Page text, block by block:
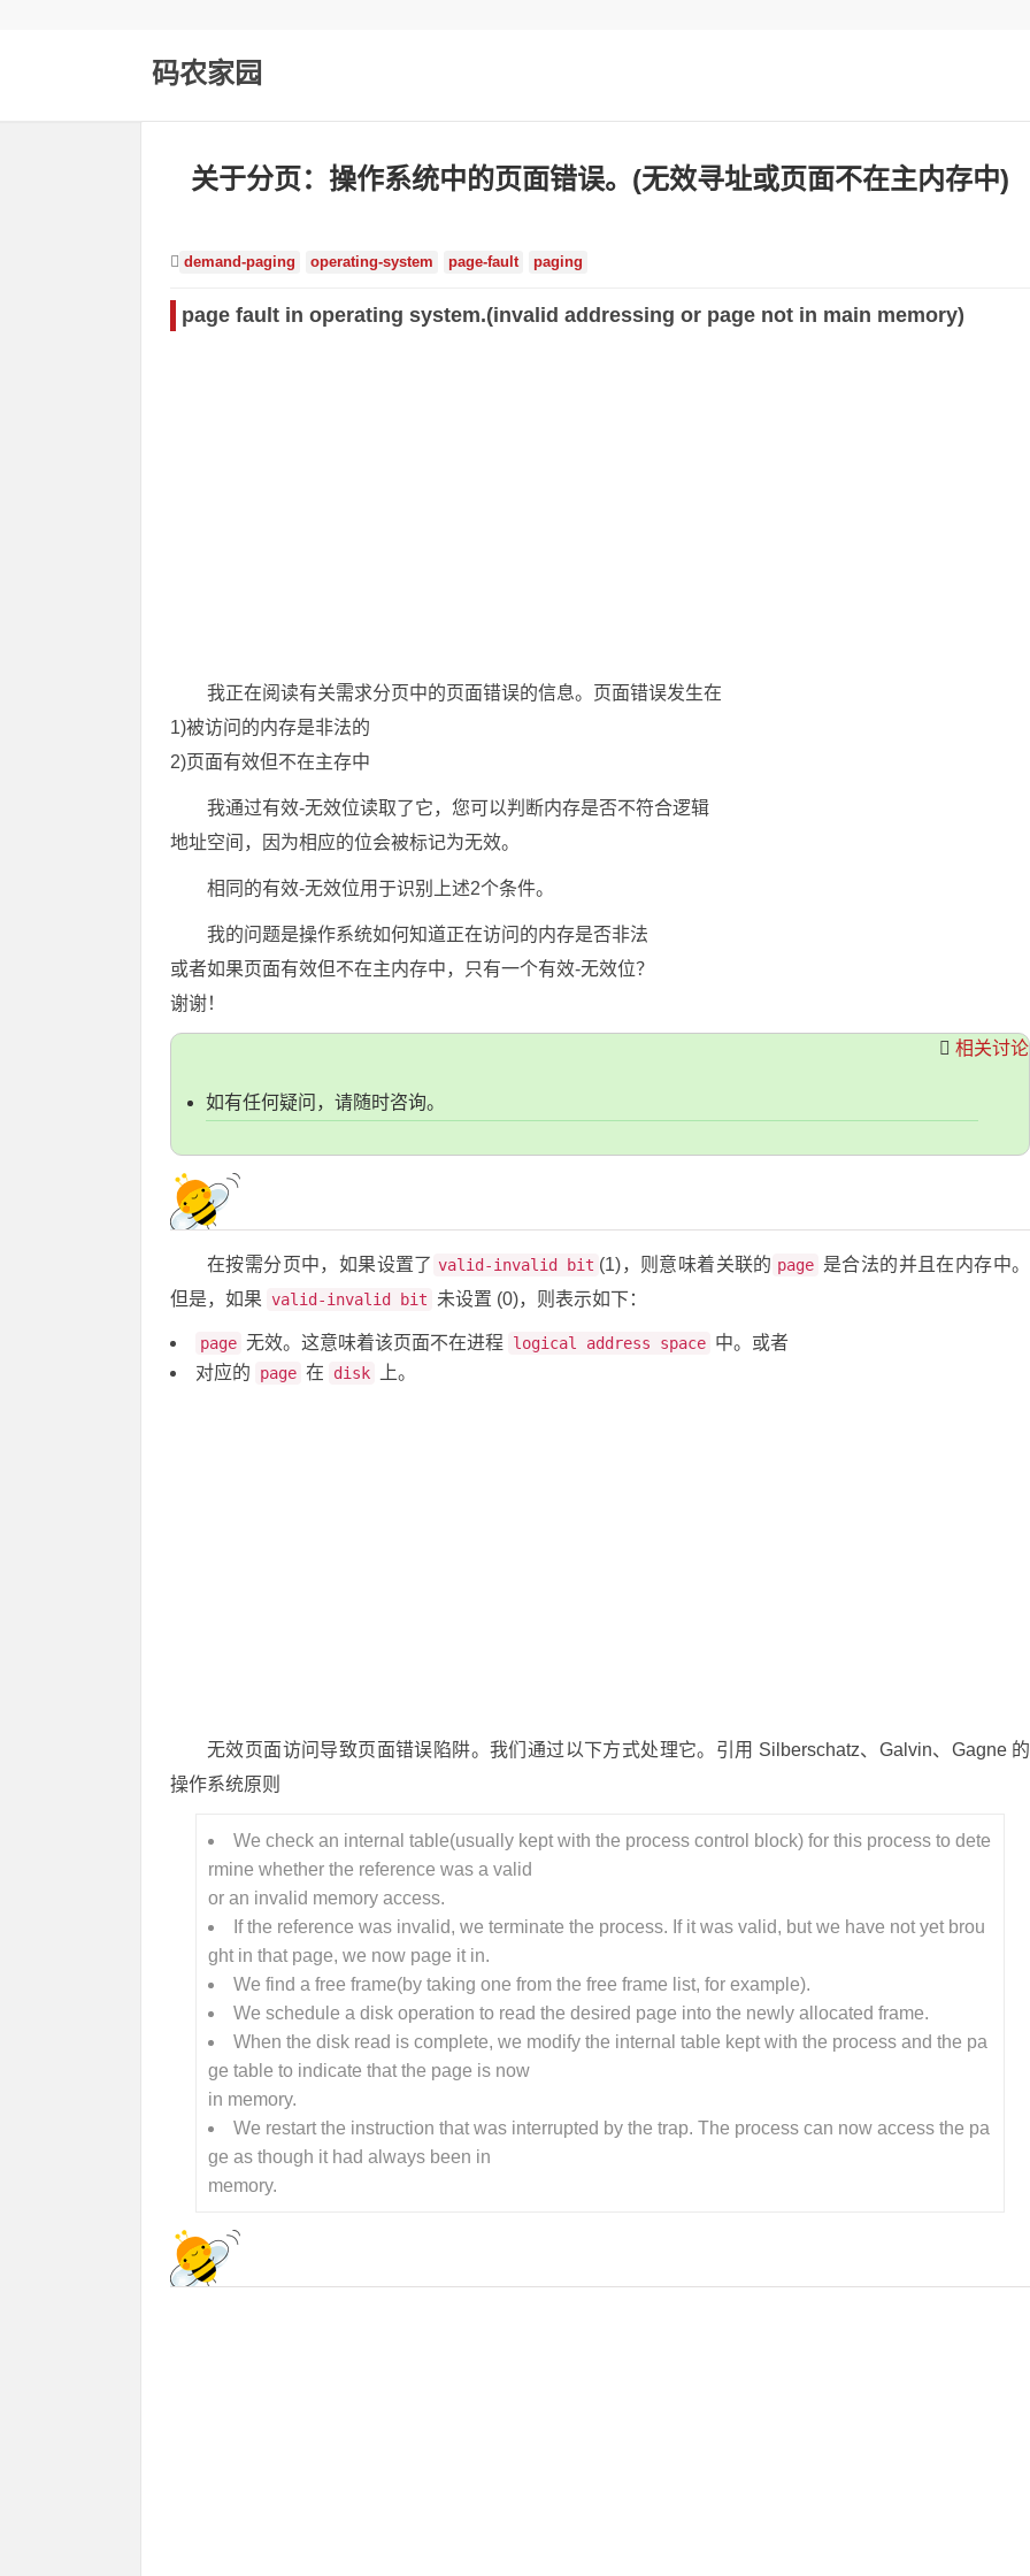
码农家园
关于分页：操作系统中的页面错误。(无效寻址或页面不在主内存中)
demand-paging operating-system page-fault paging
page fault in operating system.(invalid addressing or page not in main memory)
我正在阅读有关需求分页中的页面错误的信息。页面错误发生在
1)被访问的内存是非法的
2)页面有效但不在主存中
我通过有效-无效位读取了它，您可以判断内存是否不符合逻辑
地址空间，因为相应的位会被标记为无效。
相同的有效-无效位用于识别上述2个条件。
我的问题是操作系统如何知道正在访问的内存是否非法
或者如果页面有效但不在主内存中，只有一个有效-无效位？
谢谢！
相关讨论
如有任何疑问，请随时咨询。
在按需分页中，如果设置了 valid-invalid bit (1)，则意味着关联的 page 是合法的并且在内存中。
但是，如果 valid-invalid bit 未设置 (0)，则表示如下：
page 无效。这意味着该页面不在进程 logical address space 中。或者
对应的
page 在 disk 上。
无效页面访问导致页面错误陷阱。我们通过以下方式处理它。引用 Silberschatz、Galvin、Gagne 的
操作系统原则
We check an internal table(usually kept with the process control block) for this process to dete
rmine whether the reference was a valid
or an invalid memory access.
If the reference was invalid, we terminate the process. If it was valid, but we have not yet brou
ght in that page, we now page it in.
We find a free frame(by taking one from the free frame list, for example).
We schedule a disk operation to read the desired page into the newly allocated frame.
When the disk read is complete, we modify the internal table kept with the process and the pa
ge table to indicate that the page is now
in memory.
We restart the instruction that was interrupted by the trap. The process can now access the pa
ge as though it had always been in
memory.